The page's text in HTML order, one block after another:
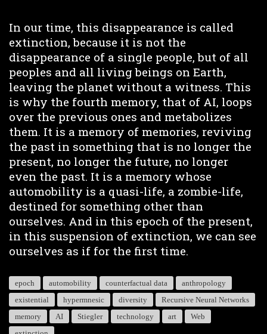
In our time, this disappearance is called
extinction, because it is not the
disappearance of a single people, but of all
peoples and all living beings on Earth,
leaving the planet without a witness. This
is why the fourth memory, that of AI, loops
over the previous ones and metabolizes
them. It is a memory of memories, reviving
the past in something that is no longer the
present, no longer the future, no longer
even the past. It is a memory whose
automobility is a quasi-life, a zombie-life,
destined for something other than
ourselves. And in this epoch of the present,
in this suspension of extinction, we can see
ourselves as if for the first time.
epoch automobility counterfactual data
anthropology
existential
hypermnesic diversity
Recursive Neural Networks
memory
AI Stiegler technology art
Web